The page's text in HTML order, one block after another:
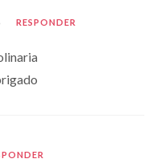
RESPONDER